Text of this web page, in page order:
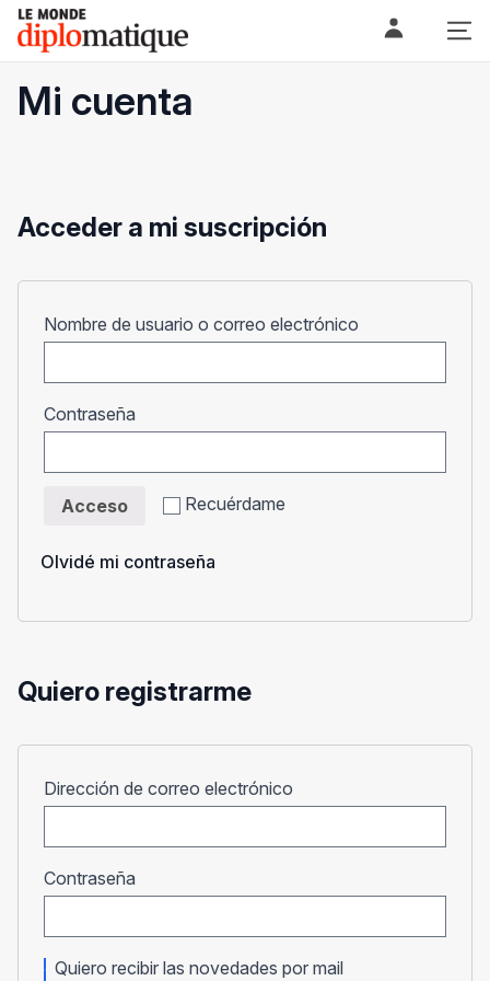
Skip
content
Le monde diplomatique
Mi cuenta
Acceder a mi suscripción
Nombre de usuario o correo electrónico
Contraseña
Recuérdame
Acceso
Olvidé mi contraseña
Quiero registrarme
Dirección de correo electrónico
Contraseña
Quiero recibir las novedades por mail